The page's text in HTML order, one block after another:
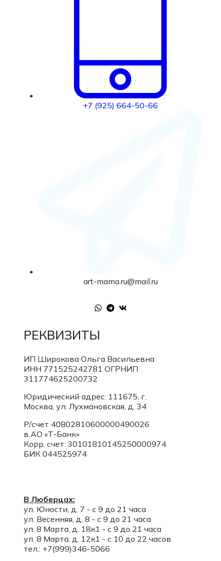
+7 (925) 664-50-66
art-mama.ru@mail.ru
РЕКВИЗИТЫ
ИП Широкова Ольга Васильевна
ИНН 771525242781 ОГРНИП
311774625200732
Юридический адрес: 111675, г.
Москва, ул. Лухмановская, д. 34
Р/счет 40802810600000490026
в АО «Т-Банк»
Корр. счет: 30101810145250000974
БИК 044525974
В Люберцах:
ул. Юности, д. 7 - с 9 до 21 часа
ул. Весенняя, д. 8 - с 9 до 21 часа
ул. 8 Марта, д. 18к1 - с 9 до 21 часа
ул. 8 Марта, д. 12к1 - с 10 до 22 часов
тел.: +7(999)346-5066